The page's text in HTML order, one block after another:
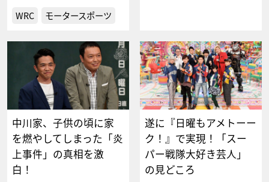
WRC モータースポーツ
中川家、子供の頃に家
を燃やしてしまった「炎
上事件」の真相を激
白！
遂に『日曜もアメトーー
ク！』で実現！「スー
パー戦隊大好き芸人」
の見どころ